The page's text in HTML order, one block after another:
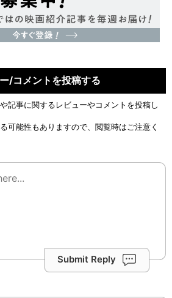
/コメントを投稿する
記事に関するレビューやコメントを投稿し
可能性もありますので、閲覧時はご注意く
Submit Reply